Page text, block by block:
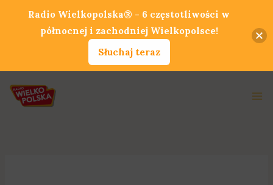
Radio Wielkopolska® - 6 częstotliwości w
północnej i zachodniej Wielkopolsce!
Słuchaj teraz